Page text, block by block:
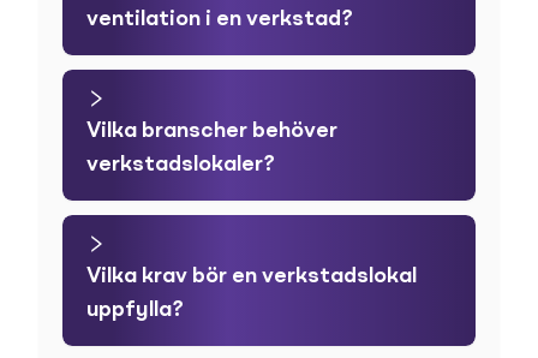
ventilation i en verkstad?
Vilka branscher behöver
verkstadslokaler?
Vilka krav bör en verkstadslokal
uppfylla?